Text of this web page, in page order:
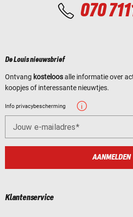
070
De Louis nieuwsbrief
Ontvang kosteloosalle informatie over
koopjes of interessante nieuwtjes.
Info privacybescherming
Jouw e-mailadres
AANMELDEN
Klantenservice